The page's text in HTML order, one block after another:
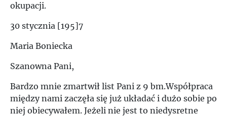
okupacji.
30 stycznia [195]7
Maria Boniecka
Szanowna Pani,
Bardzo mnie zmartwił list Pani z 9 bm.Współpraca
między nami zaczęła się już układać i dużo sobie po
niej obiecywałem. Jeżeli nie jest to niedysretne